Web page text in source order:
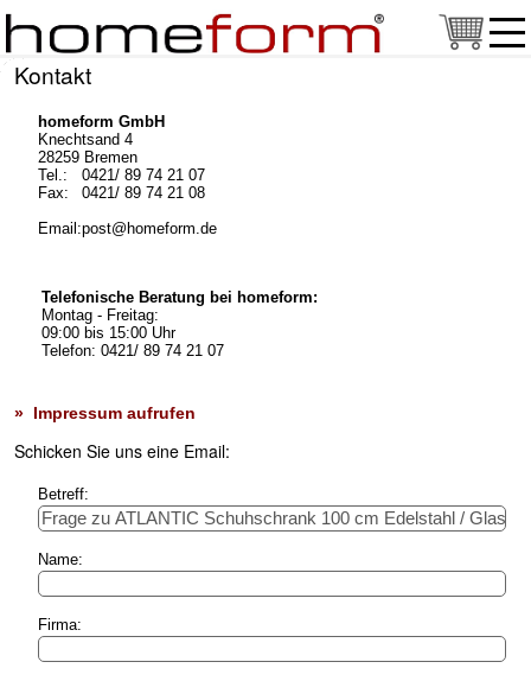
Kontakt
homeform GmbH
Knechtsand 4
28259 Bremen
Tel.:
0421/ 89 74 21 07
Fax:
0421/ 89 74 21 08
Email:post@homeform.de
Telefonische Beratung bei homeform:
Montag - Freitag:
09:00 bis 15:00 Uhr
Telefon: 0421/ 89 74 21 07
» Impressum aufrufen
Schicken Sie uns eine Email:
Betreff:
Name:
Firma: